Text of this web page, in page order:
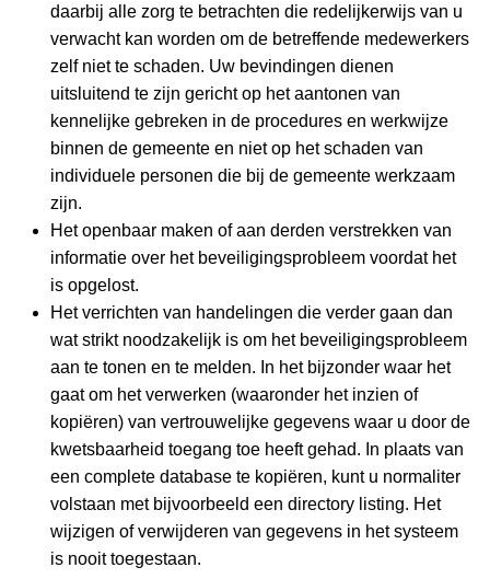
daarbij alle zorg te betrachten die redelijkerwijs van u
verwacht kan worden om de betreffende medewerkers
zelf niet te schaden. Uw bevindingen dienen
uitsluitend te zijn gericht op het aantonen van
kennelijke gebreken in de procedures en werkwijze
binnen de gemeente en niet op het schaden van
individuele personen die bij de gemeente werkzaam
zijn.
Het openbaar maken of aan derden verstrekken van
informatie over het beveiligingsprobleem voordat het
is opgelost.
Het verrichten van handelingen die verder gaan dan
wat strikt noodzakelijk is om het beveiligingsprobleem
aan te tonen en te melden. In het bijzonder waar het
gaat om het verwerken (waaronder het inzien of
kopiëren) van vertrouwelijke gegevens waar u door de
kwetsbaarheid toegang toe heeft gehad. In plaats van
een complete database te kopiëren, kunt u normaliter
volstaan met bijvoorbeeld een directory listing. Het
wijzigen of verwijderen van gegevens in het systeem
is nooit toegestaan.